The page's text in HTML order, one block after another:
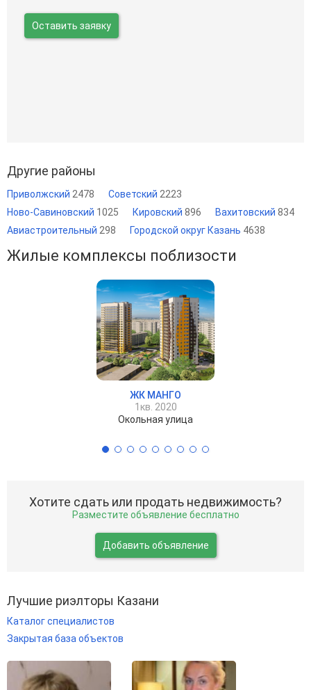
Оставить заявку
Другие районы
Приволжский 2478 Советский 2223
Ново-Савиновский 1025 Кировский 896 Вахитовский 834
Авиастроительный 298 Городской округ Казань 4638
Жилые комплексы поблизости
ЖК МАНГО
1кв. 2020
Окольная улица
Хотите сдать или продать недвижимость?
Разместите объявление бесплатно
Добавить объявление
Лучшие риэлторы Казани
Каталог специалистов
Закрытая база объектов